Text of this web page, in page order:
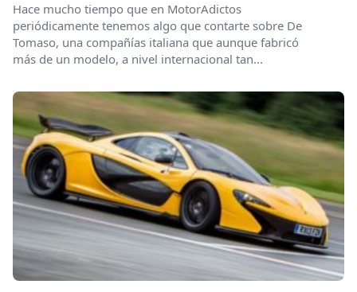
Hace mucho tiempo que en MotorAdictos
periódicamente tenemos algo que contarte sobre De
Tomaso, una compañías italiana que aunque fabricó
más de un modelo, a nivel internacional tan...